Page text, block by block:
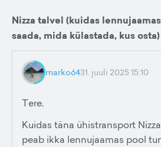
Nizza talvel (kuidas
saada, mida külastada, kus osta)
marko6431. juuli 2025 15:10
Tere.
Kuidas täna ühistransport
peab ikka lennujaamas pool